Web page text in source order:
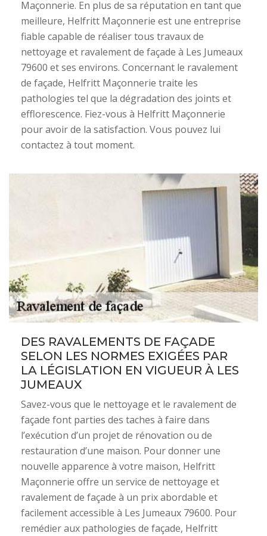
Maçonnerie. En plus de sa réputation en tant que
meilleure, Helfritt Maçonnerie est une entreprise
fiable capable de réaliser tous travaux de
nettoyage et ravalement de façade à Les Jumeaux
79600 et ses environs. Concernant le ravalement
de façade, Helfritt Maçonnerie traite les
pathologies tel que la dégradation des joints et
efflorescence. Fiez-vous à Helfritt Maçonnerie
pour avoir de la satisfaction. Vous pouvez lui
contactez à tout moment.
DES RAVALEMENTS DE FAÇADE
SELON LES NORMES EXIGÉES PAR
LA LÉGISLATION EN VIGUEUR À LES
JUMEAUX
Savez-vous que le nettoyage et le ravalement de
façade font parties des taches à faire dans
l’exécution d’un projet de rénovation ou de
restauration d’une maison. Pour donner une
nouvelle apparence à votre maison, Helfritt
Maçonnerie offre un service de nettoyage et
ravalement de façade à un prix abordable et
facilement accessible à Les Jumeaux 79600. Pour
remédier aux pathologies de façade, Helfritt